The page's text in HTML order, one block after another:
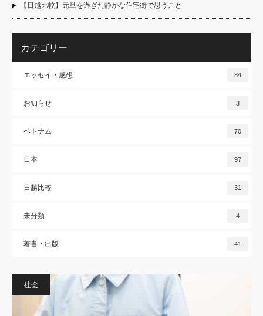
【日越比較】元旦を過ぎた静かな住宅街で思うこと
カテゴリー
エッセイ・感想 84
お知らせ 3
ベトナム 70
日本 97
日越比較 31
未分類 4
著書・出版 41
社会